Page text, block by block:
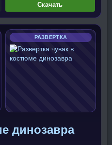
Скачать
РАЗВЕРТКА
динозавра